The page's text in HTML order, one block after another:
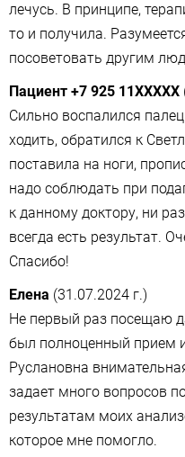
лечусь. В принципе,
то и получила.
посоветовать другим
Пациент +7 925 11XXXXX
Сильно воспалился
ходить, обратился к
поставила на ноги,
надо соблюдать при
к данному доктору, ни
всегда есть результат.
Спасибо!
Елена (31.07.2024 г.)
Не первый раз посещаю
был полноценный прием
Руслановна
задает много вопросов
результатам моих
которое мне помогло.